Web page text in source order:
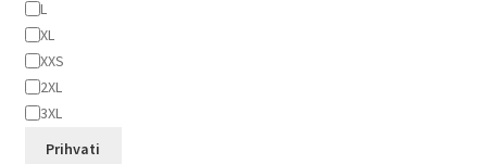
L
XL
XXS
2XL
3XL
Prihvati